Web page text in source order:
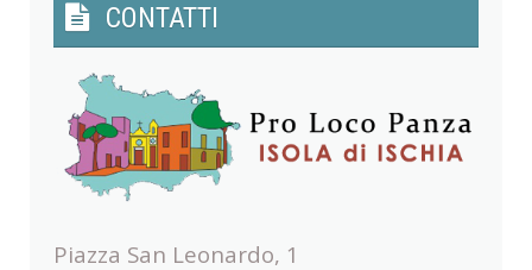
CONTATTI
Piazza San Leonardo, 1